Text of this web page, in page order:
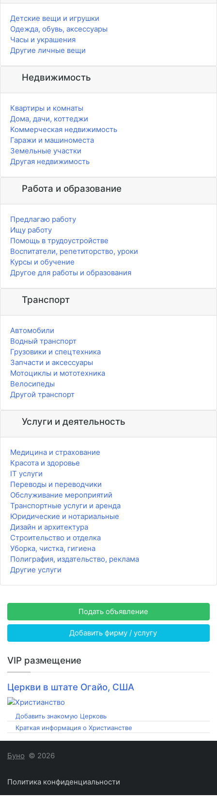
Детские вещи и игрушки
Одежда, обувь, аксессуары
Часы и украшения
Другие личные вещи
Недвижимость
Квартиры и комнаты
Дома, дачи, коттеджи
Коммерческая недвижимость
Гаражи и машиноместа
Земельные участки
Другая недвижимость
Работа и образование
Предлагаю работу
Ищу работу
Помощь в трудоустройстве
Воспитатели, репетиторство, уроки
Курсы и обучение
Другое для работы и образования
Транспорт
Автомобили
Водный транспорт
Грузовики и спецтехника
Запчасти и аксессуары
Мотоциклы и мототехника
Велосипеды
Другой транспорт
Услуги и деятельность
Медицина и страхование
Красота и здоровье
IT услуги
Переводы и переводчики
Обслуживание мероприятий
Транспортные услуги и аренда
Юридические и нотариальные
Дизайн и архитектура
Строительство и отделка
Уборка, чистка, гигиена
Полиграфия, издательство, реклама
Другие услуги
Подать объявление
Добавить фирму / услугу
VIP размещение
Церкви в штате Огайо, США
Добавить знакомую Церковь
Краткая информация о Христианстве
Буно © 2026
Политика конфиденциальности